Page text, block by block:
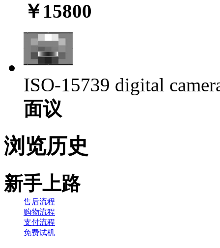
￥15800
ISO-15739 digital
面议
浏览历史
新手上路
售后流程
购物流程
支付流程
免费试机